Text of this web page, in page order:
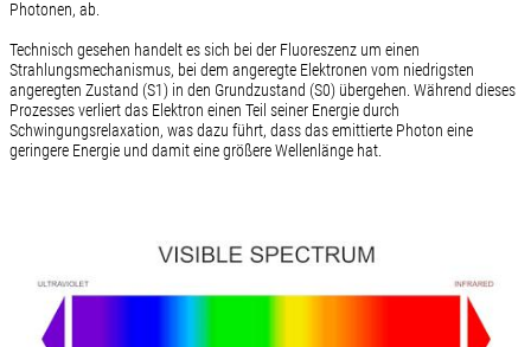
Photonen, ab.
Technisch gesehen handelt es sich bei der Fluoreszenz um einen
Strahlungsmechanismus, bei dem angeregte Elektronen vom niedrigsten
angeregten Zustand (S1) in den Grundzustand (S0) übergehen. Während dieses
Prozesses verliert das Elektron einen Teil seiner Energie durch
Schwingungsrelaxation, was dazu führt, dass das emittierte Photon eine
geringere Energie und damit eine größere Wellenlänge hat.